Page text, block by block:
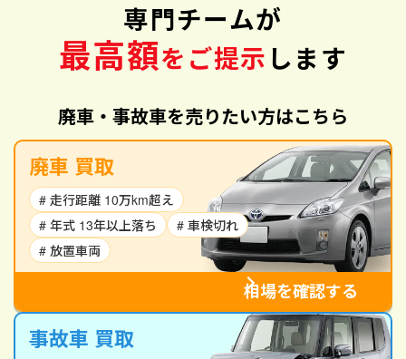
専門チームが
最高額をご提示 します
廃車・事故車を売りたい方はこちら
廃車 買取
# 走行距離 10万km超え
# 年式 13年以上落ち
# 車検切れ
# 放置車両
相場を確認する
事故車 買取